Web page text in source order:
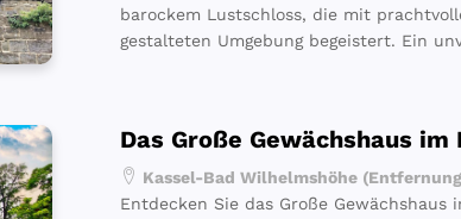
barockem Lustschloss, die mit
gestalteten Umgebung begeistert. Ein
Das Große Gewächshaus
Kassel-Bad Wilhelmshöhe
Entdecken Sie das Große